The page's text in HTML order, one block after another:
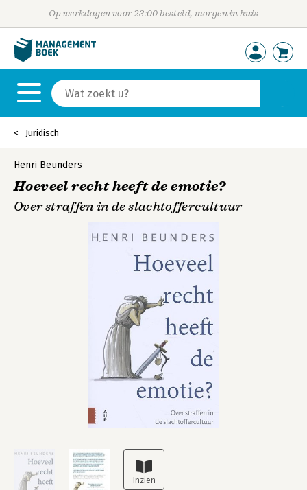
Op werkdagen voor 23:00 besteld, morgen in huis
Juridisch
Henri Beunders
Hoeveel recht heeft de emotie?
Over straffen in de slachtoffercultuur